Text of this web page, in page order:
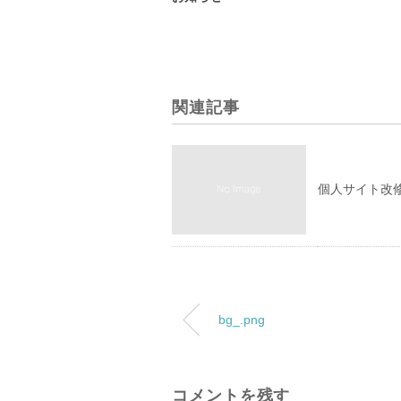
関連記事
個人サイト改
bg_.png
コメントを残す